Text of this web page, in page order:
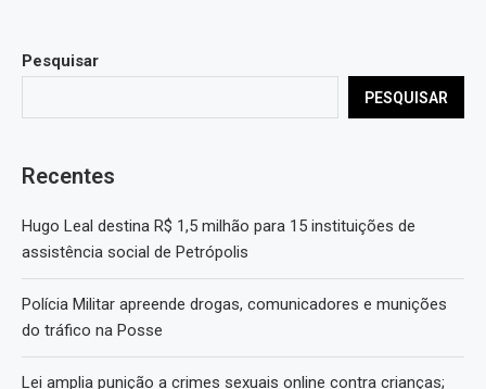
Pesquisar
PESQUISAR
Recentes
Hugo Leal destina R$ 1,5 milhão para 15 instituições de
assistência social de Petrópolis
Polícia Militar apreende drogas, comunicadores e munições
do tráfico na Posse
Lei amplia punição a crimes sexuais online contra crianças;